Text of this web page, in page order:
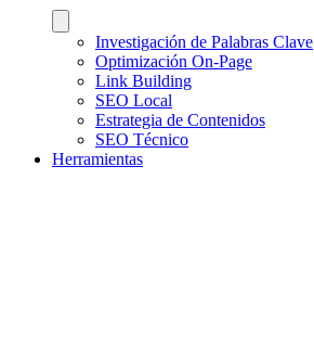
Investigación de Palabras Clave
Optimización On-Page
Link Building
SEO Local
Estrategia de Contenidos
SEO Técnico
Herramientas